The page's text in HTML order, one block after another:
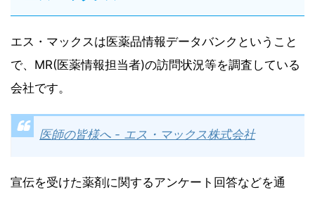
エス・マックスは医薬品情報データバンクということ
で、MR(医薬情報担当者)の訪問状況等を調査している
会社です。
医師の皆様へ - エス・マックス株式会社
宣伝を受けた薬剤に関するアンケート回答などを通